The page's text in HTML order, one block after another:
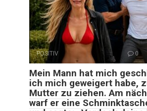
POSITIV 0
Mein Mann hat mich
ich mich geweigert habe,
Mutter zu ziehen. Am
warf er eine